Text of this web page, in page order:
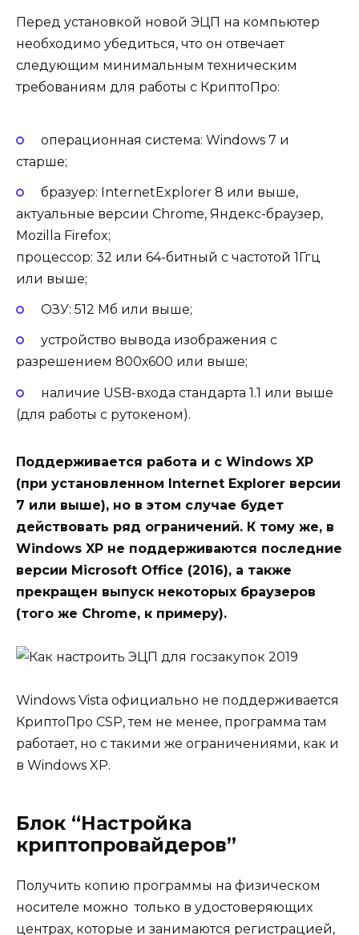
Перед установкой новой ЭЦП на компьютер
необходимо убедиться, что он отвечает
следующим минимальным техническим
требованиям для работы с КриптоПро:
операционная система: Windows 7 и
старше;
бразуер: InternetExplorer 8 или выше,
актуальные версии Chrome, Яндекс-браузер,
Mozilla Firefox;
процессор: 32 или 64-битный с частотой 1Ггц
или выше;
ОЗУ: 512 Мб или выше;
устройство вывода изображения с
разрешением 800х600 или выше;
наличие USB-входа стандарта 1.1 или выше
(для работы с рутокеном).
Поддерживается работа и с Windows XP
(при установленном Internet Explorer версии
7 или выше), но в этом случае будет
действовать ряд ограничений. К тому же, в
Windows XP не поддерживаются последние
версии Microsoft Office (2016), а также
прекращен выпуск некоторых браузеров
(того же Chrome, к примеру).
Windows Vista официально не поддерживается
КриптоПро CSP, тем не менее, программа там
работает, но с такими же ограничениями, как и
в Windows XP.
Блок “Настройка
криптопровайдеров”
Получить копию программы на физическом
носителе можно только в удостоверяющих
центрах, которые и занимаются регистрацией,